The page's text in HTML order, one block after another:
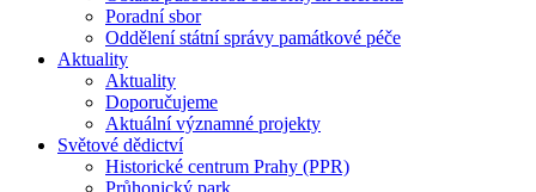
Poradní sbor
Oddělení státní správy památkové péče
Aktuality
Aktuality
Doporučujeme
Aktuální významné projekty
Světové dědictví
Historické centrum Prahy (PPR)
Průhonický park